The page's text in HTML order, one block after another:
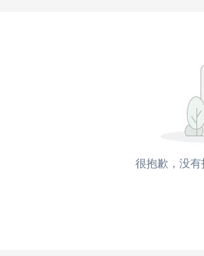
很抱歉，没